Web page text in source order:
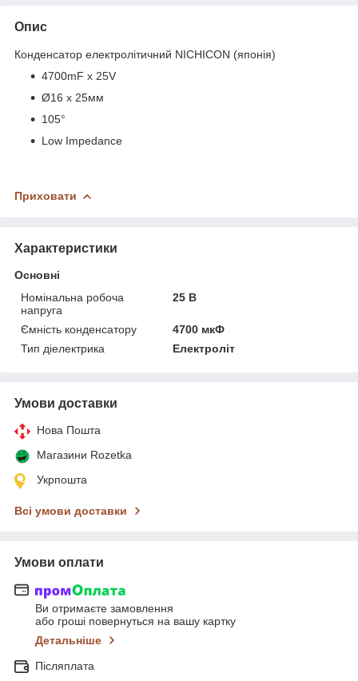
Опис
Конденсатор електролітичний NICHICON (японія)
4700mF х 25V
Ø16 х 25мм
105°
Low Impedance
Приховати
Характеристики
Основні
Номінальна робоча
напруга
25 В
Ємність конденсатору
4700 мкФ
Тип діелектрика
Електроліт
Умови доставки
Нова Пошта
Магазини Rozetka
Укрпошта
Всі умови доставки
Умови оплати
Ви отримаєте замовлення
або гроші повернуться на вашу картку
Детальніше
Післяплата